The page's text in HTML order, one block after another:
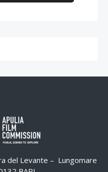
del Levante – Lungomare